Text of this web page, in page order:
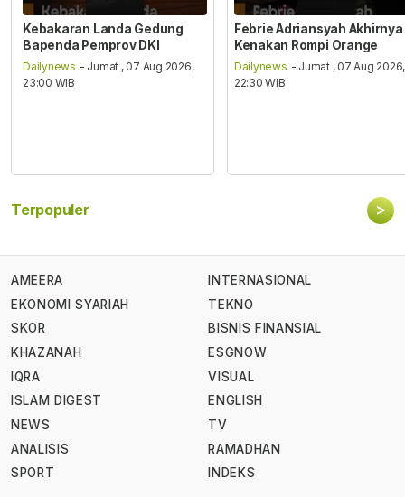
Kebakaran Landa Gedung
Bapenda Pemprov DKI
Dailynews - Jumat , 07 Aug 2026,
23:00 WIB
Febrie Adriansyah Akhirnya
Kenakan Rompi Orange
Dailynews - Jumat , 07 Aug 2026,
22:30 WIB
Terpopuler >
AMEERA
EKONOMI SYARIAH
SKOR
KHAZANAH
IQRA
ISLAM DIGEST
NEWS
ANALISIS
SPORT
INTERNASIONAL
TEKNO
BISNIS FINANSIAL
ESGNOW
VISUAL
ENGLISH
TV
RAMADHAN
INDEKS